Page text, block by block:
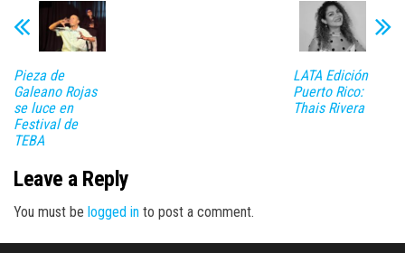
Pieza de
Galeano Rojas
se luce en
Festival de
TEBA
LATA Edición
Puerto Rico:
Thais Rivera
Leave a Reply
You must be logged in to post a comment.